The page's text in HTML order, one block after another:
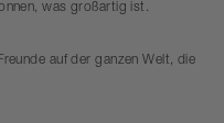
was großartig ist.
auf der ganzen Welt, die